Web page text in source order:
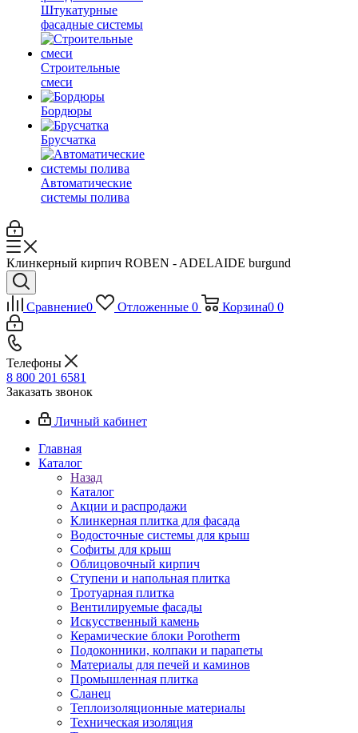
Штукатурные
фасадные системы
Строительные
смеси
Бордюры
Брусчатка
Автоматические
системы полива
Клинкерный кирпич ROBEN - ADELAIDE burgund
Сравнение0 Отложенные 0 Корзина0 0
Телефоны
8 800 201 6581
Заказать звонок
Личный кабинет
Главная
Каталог
Назад
Каталог
Акции и распродажи
Клинкерная плитка для фасада
Водосточные системы для крыш
Софиты для крыш
Облицовочный кирпич
Ступени и напольная плитка
Тротуарная плитка
Вентилируемые фасады
Искусственный камень
Керамические блоки Porotherm
Подоконники, колпаки и парапеты
Материалы для печей и каминов
Промышленная плитка
Сланец
Теплоизоляционные материалы
Техническая изоляция